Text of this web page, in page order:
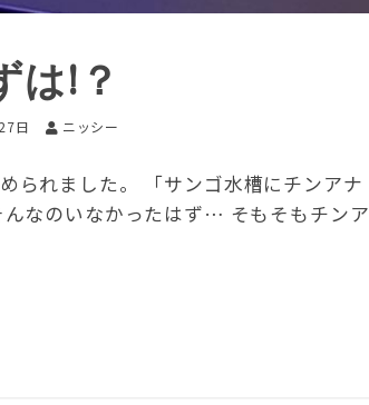
は!？
日 ニッシー
られました。 「サンゴ水槽にチンアナ
なのいなかったはず… そもそもチンア